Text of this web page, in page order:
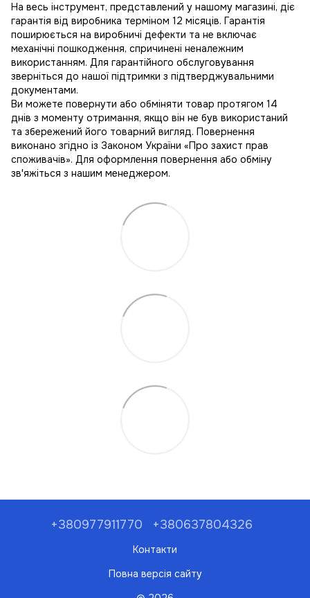
На весь інструмент, представлений у нашому магазині, діє
гарантія від виробника терміном 12 місяців. Гарантія
поширюється на виробничі дефекти та не включає
механічні пошкодження, спричинені неналежним
використанням. Для гарантійного обслуговування
зверніться до нашої підтримки з підтверджувальними
документами.
Ви можете повернути або обміняти товар протягом 14
днів з моменту отримання, якщо він не був використаний
та збережений його товарний вигляд. Повернення
виконано згідно із Законом України «Про захист прав
споживачів». Для оформлення повернення або обміну
зв'яжіться з нашим менеджером.
+380977911770 +380637804326
Контакти
Повна версія сайту